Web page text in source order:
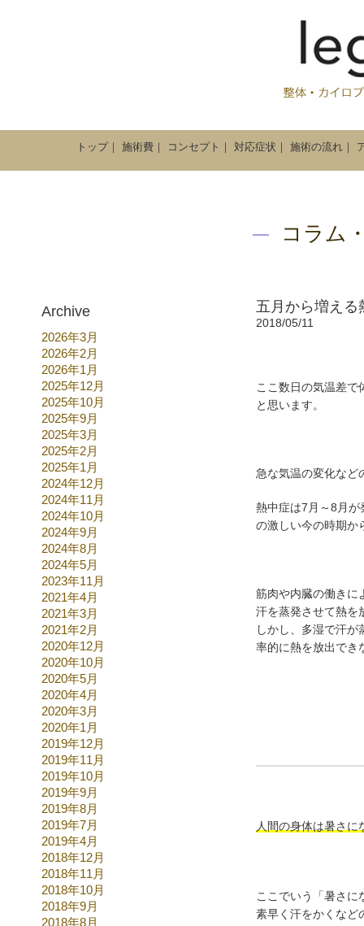
トップ｜ 施術費 ｜ コンセプト ｜ 対応症状 ｜ 施術の流れ ｜
コラム
Archive
2026年3月
2026年2月
2026年1月
2025年12月
2025年10月
2025年9月
2025年3月
2025年2月
2025年1月
2024年12月
2024年11月
2024年10月
2024年9月
2024年8月
2024年5月
2023年11月
2021年4月
2021年3月
2021年2月
2020年12月
2020年10月
2020年5月
2020年4月
2020年3月
2020年1月
2019年12月
2019年11月
2019年10月
2019年9月
2019年8月
2019年7月
2019年4月
2018年12月
2018年11月
2018年10月
2018年9月
2018年8月
五月から増える
2018/05/11
ここ数日の気温差で
と思います。
急な気温の変化など
熱中症は7月～8月が
の激しい今の時期か
筋肉や内臓の働きに
汗を蒸発させて熱を
しかし、多湿で汗
率的に熱を放出でき
人間の身体は暑さ
ここでいう「暑さに
素早く汗をかくなど